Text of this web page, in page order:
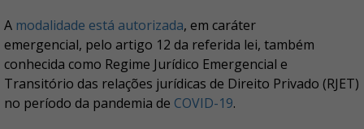
A modalidade está autorizada, em caráter
emergencial, pelo artigo 12 da referida lei, também
conhecida como Regime Jurídico Emergencial e
Transitório das relações jurídicas de Direito Privado (RJET)
no período da pandemia de COVID-19.